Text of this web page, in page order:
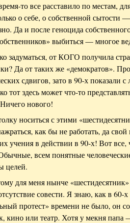
то все расставило по местам,
о себе, о собственной сытости
Да и после геноцида
выбиться — многое
задуматься, от КОГО получила
Да от таких же «демократов».
сдвигов, зато в 90-х показали
тот здесь может что-то
нового!
носиться с этими
как бы не работать, да
учения в действии в 90-х! Вот
всем понятные
целей.
для меня нынче
совести. Я знаю, как в 60-
протест» времени не было, он
кино или театр. Хотя у мекня